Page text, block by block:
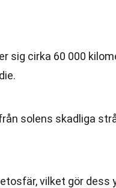
sig cirka 60 000
solens skadliga
vilket gör